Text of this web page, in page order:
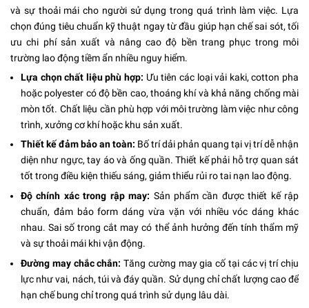
và sự thoải mái cho người sử dụng trong quá trình làm việc. Lựa
chọn đúng tiêu chuẩn kỹ thuật ngay từ đầu giúp hạn chế sai sót, tối
ưu chi phí sản xuất và nâng cao độ bền trang phục trong môi
trường lao động tiềm ẩn nhiều nguy hiểm.
Lựa chọn chất liệu phù hợp: Ưu tiên các loại vải kaki, cotton pha
hoặc polyester có độ bền cao, thoáng khí và khả năng chống mài
mòn tốt. Chất liệu cần phù hợp với môi trường làm việc như công
trình, xưởng cơ khí hoặc khu sản xuất.
Thiết kế đảm bảo an toàn: Bố trí dải phản quang tại vị trí dễ nhận
diện như ngực, tay áo và ống quần. Thiết kế phải hỗ trợ quan sát
tốt trong điều kiện thiếu sáng, giảm thiểu rủi ro tai nạn lao động.
Độ chính xác trong rập may: Sản phẩm cần được thiết kế rập
chuẩn, đảm bảo form dáng vừa vặn với nhiều vóc dáng khác
nhau. Sai số trong cắt may có thể ảnh hưởng đến tính thẩm mỹ
và sự thoải mái khi vận động.
Đường may chắc chắn:Tăng cường may gia cố tại các vị trí chịu
lực như vai, nách, túi và đáy quần. Sử dụng chỉ chất lượng cao để
hạn chế bung chỉ trong quá trình sử dụng lâu dài.